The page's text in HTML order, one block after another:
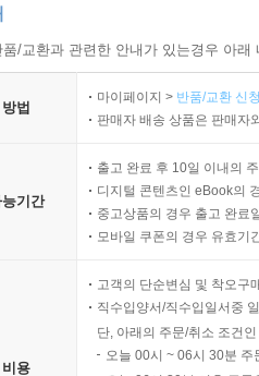
/교환과 관련한 안내가 있는경우 아
법
마이페이지 > 반품/교환 신
판매자 배송 상품은 판매자
기간
출고 완료 후 10일 이내의
디지털 콘텐츠인 eBook의
중고상품의 경우 출고 완료
모바일 쿠폰의 경우 유효기
용
고객의 단순변심 및 착오구
직수입양서/직수입일서중
단, 아래의 주문/취소 조건
오늘 00시 ~ 06시 30분